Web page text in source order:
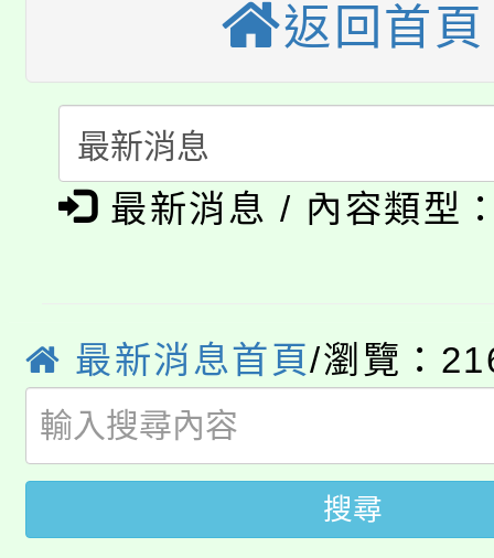
程，歡迎學生輔導中心
心理、諮商輔導、社會
系所師生報名參加。
縣市「校園短影音徵
門員」簡章及活動海報
踴躍報名參加。
桃園市115學年度學生
要點
「桃園市補助參觀特色
展演活動實施計畫」
115年度「教育部表揚
義教育推展貢獻獎」
公告本校115學年度第
生本土語及新住民語歌
公告本校115學年度第
代理(課)教師甄選結果(
公告本校115學年度第
代理(課)教師甄選結果(
轉知中國文化大學推廣
《TA101》溝通分析基
轉知苗栗縣政府辦理
返回首頁
最新消息 / 內容類型
最新消息首頁/瀏覽：
搜尋